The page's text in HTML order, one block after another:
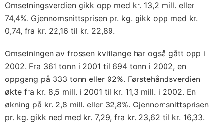
Omsetningsverdien gikk opp med kr. 13,2 mill. eller
74,4%. Gjennomsnittsprisen pr. kg. gikk opp med kr.
0,74, fra kr. 22,16 til kr. 22,89.
Omsetningen av frossen kvitlange har også gått opp i
2002. Fra 361 tonn i 2001 til 694 tonn i 2002, en
oppgang på 333 tonn eller 92%. Førstehåndsverdien
økte fra kr. 8,5 mill. i 2001 til kr. 11,3 mill. i 2002. En
økning på kr. 2,8 mill. eller 32,8%. Gjennomsnittsprisen
pr. kg. gikk ned med kr. 7,29, fra kr. 23,62 til kr. 16,33.